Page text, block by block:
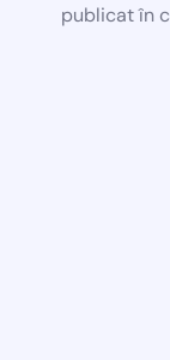
publicat în